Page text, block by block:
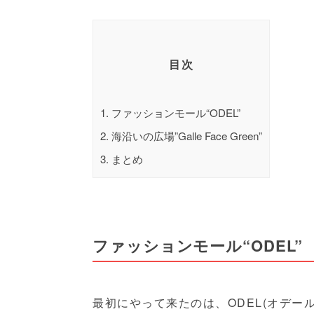
目次
1. ファッションモール“ODEL”
2. 海沿いの広場”Galle Face Green”
3. まとめ
ファッションモール“ODEL”
最初にやって来たのは、ODEL(オデー